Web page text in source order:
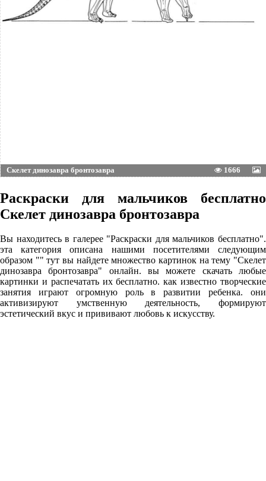
Скелет динозавра бронтозавра 1666
Раскраски для мальчиков бесплатно
Скелет динозавра бронтозавра
Вы находитесь в галерее "Раскраски для мальчиков бесплатно".
эта категория описана нашими посетителями следующим
образом "" тут вы найдете множество картинок на тему "Скелет
динозавра бронтозавра" онлайн. вы можете скачать любые
картинки и распечатать их бесплатно. как известно творческие
занятия играют огромную роль в развитии ребенка. они
активизируют умственную деятельность, формируют
эстетический вкус и прививают любовь к искусству.